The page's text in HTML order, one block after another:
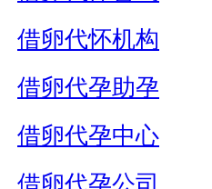
借卵代怀机构
借卵代孕助孕
借卵代孕中心
借卵代孕公司